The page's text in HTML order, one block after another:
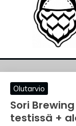
Olutarvio
Sori
testissä +